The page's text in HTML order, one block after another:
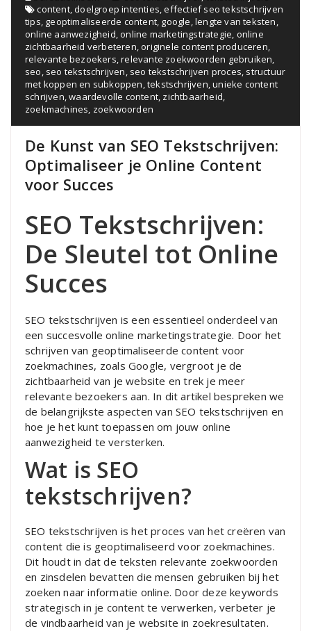
content,doelgroep intenties,effectief seo tekstschrijven
tips, geoptimaliseerde content, google,lengte van teksten,
online aanwezigheid,online marketingstrategie, online
zichtbaarheid verbeteren,originele content produceren,
relevante bezoekers,relevante zoekwoorden gebruiken,
seo, seo tekstschrijven, seo tekstschrijven proces, structuur
met koppen en subkoppen,tekstschrijven,unieke content
schrijven,waardevolle content, zichtbaarheid,
zoekmachines, zoekwoorden
De Kunst van SEO Tekstschrijven:
Optimaliseer je Online Content
voor Succes
SEO Tekstschrijven:
De Sleutel tot Online
Succes
SEO tekstschrijven is een essentieel onderdeel van
een succesvolle online marketingstrategie. Door het
schrijven van geoptimaliseerde content voor
zoekmachines, zoals Google, vergroot je de
zichtbaarheid van je website en trek je meer
relevante bezoekers aan. In dit artikel bespreken we
de belangrijkste aspecten van SEO tekstschrijven en
hoe je het kunt toepassen om jouw online
aanwezigheid te versterken.
Wat is SEO
tekstschrijven?
SEO tekstschrijven is het proces van het creëren van
content die is geoptimaliseerd voor zoekmachines.
Dit houdt in dat de teksten relevante zoekwoorden
en zinsdelen bevatten die mensen gebruiken bij het
zoeken naar informatie online. Door deze keywords
strategisch in je content te verwerken, verbeter je
de vindbaarheid van je website in zoekresultaten.